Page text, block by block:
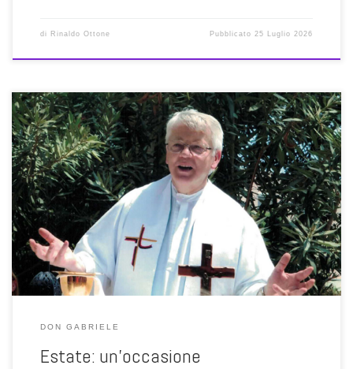
di Rinaldo Ottone Pubblicato25 Luglio 2026
Anche la natura ha le sue aperture e le sue chiusure: l’inverno chiude
e l’estate apre. Don Gabriele sembra confermare che è proprio così;
ma, tra le righe, suggerisce che, in fondo, il pessimista in ogni
opportunità vede una difficoltà, mentre l’ottimista in ogni difficoltà
vede un’opportunità. In ogni caso […]
DON GABRIELE
Estate: un’occasione